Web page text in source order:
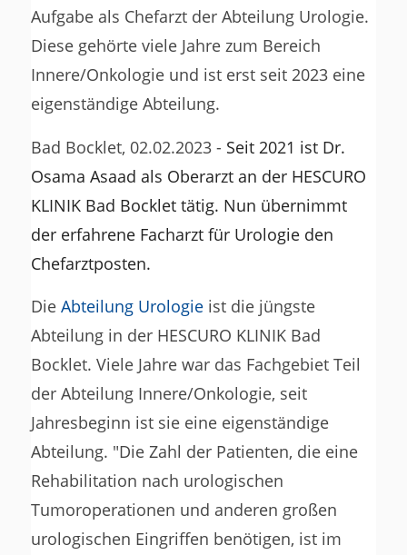
Aufgabe als Chefarzt der Abteilung Urologie.
Diese gehörte viele Jahre zum Bereich
Innere/Onkologie und ist erst seit 2023 eine
eigenständige Abteilung.
Bad Bocklet, 02.02.2023 - Seit 2021 ist Dr.
Osama Asaad als Oberarzt an der HESCURO
KLINIK Bad Bocklet tätig. Nun übernimmt
der erfahrene Facharzt für Urologie den
Chefarztposten.
Die Abteilung Urologieist die jüngste
Abteilung in der HESCURO KLINIK Bad
Bocklet. Viele Jahre war das Fachgebiet Teil
der Abteilung Innere/Onkologie, seit
Jahresbeginn ist sie eine eigenständige
Abteilung. "Die Zahl der Patienten, die eine
Rehabilitation nach urologischen
Tumoroperationen und anderen großen
urologischen Eingriffen benötigen, ist im